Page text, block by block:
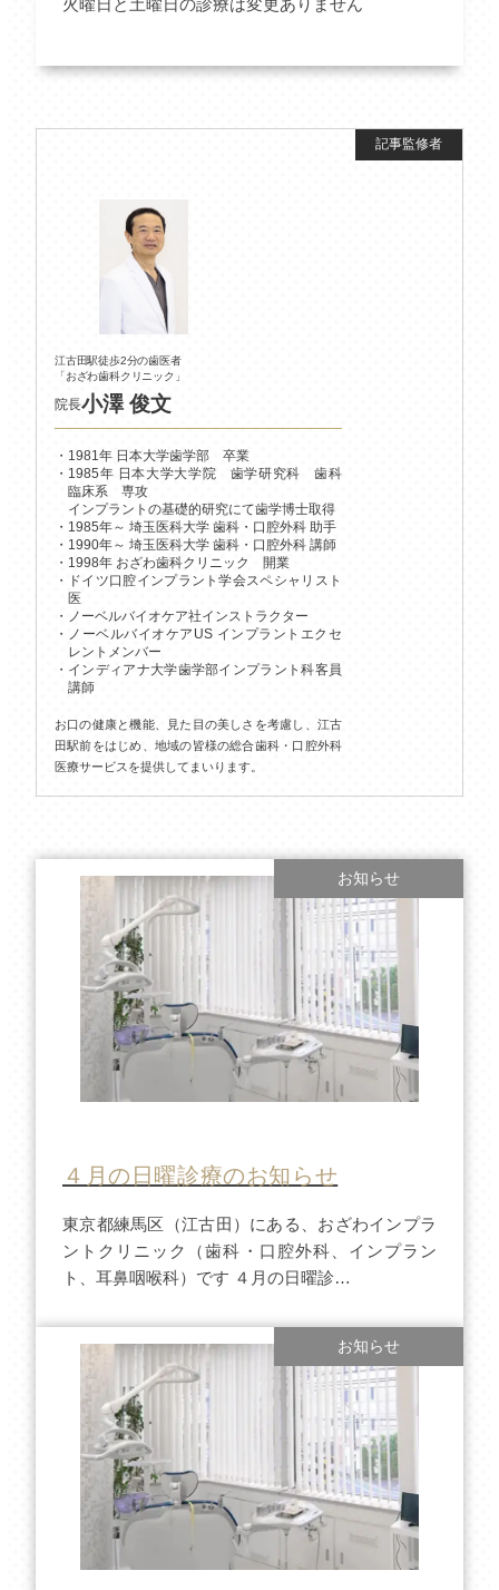
江古田駅徒歩2分の歯医者
「おざわ歯科クリニック」
院長小澤 俊文
1981年 日本大学歯学部 卒業
1985年 日本大学大学院 歯学研究科 歯科
臨床系 専攻
インプラントの基礎的研究にて歯学博士取得
1985年～ 埼玉医科大学 歯科・口腔外科 助手
1990年～ 埼玉医科大学 歯科・口腔外科 講師
1998年 おざわ歯科クリニック 開業
ドイツ口腔インプラント学会スペシャリスト
医
ノーベルバイオケア社インストラクター
ノーベルバイオケアUS インプラントエクセ
レントメンバー
インディアナ大学歯学部インプラント科客員
講師
お口の健康と機能、見た目の美しさを考慮し、江古
田駅前をはじめ、地域の皆様の総合歯科・口腔外科
医療サービスを提供してまいります。
お知らせ
４月の日曜診療のお知らせ
東京都練馬区（江古田）にある、おざわインプラ
ントクリニック（歯科・口腔外科、インプラン
ト、耳鼻咽喉科）です ４月の日曜診…
お知らせ